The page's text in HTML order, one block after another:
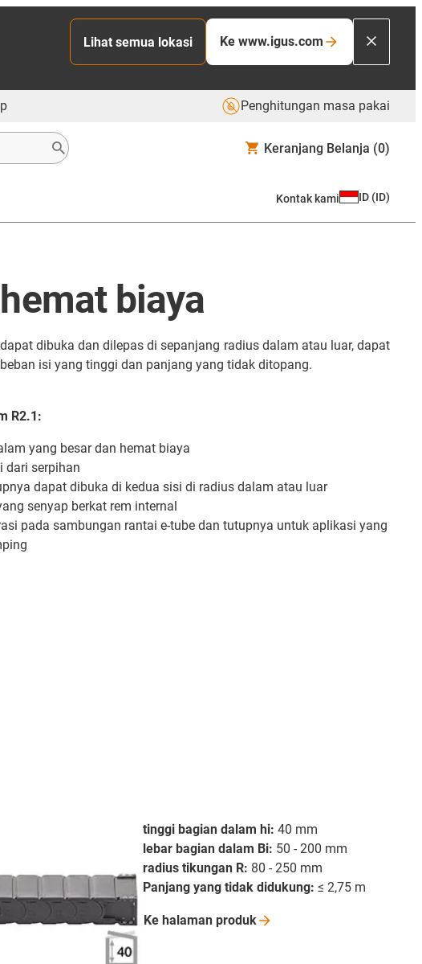
Lihat semua lokasi Ke www.igus.com
Penghitungan masa pakai
Keranjang Belanja (0)
Kontak kami ID (ID)
biaya
dibuka dan dilepas di sepanjang radius dalam atau luar, dapat
isi yang tinggi dan panjang yang tidak ditopang.
R2.1:
yang besar dan hemat biaya
dari serpihan
dapat dibuka di kedua sisi di radius dalam atau luar
senyap berkat rem internal
pada sambungan rantai e-tube dan tutupnya untuk aplikasi yang
tinggi bagian dalam hi: 40 mm
lebar bagian dalam Bi: 50 - 200 mm
radius tikungan R: 80 - 250 mm
Panjang yang tidak didukung: ≤ 2,75 m
Ke halaman produk